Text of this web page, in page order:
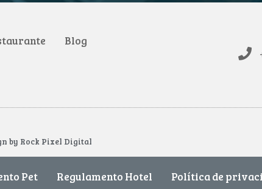
Blog
by Rock Pixel Digital
Pet Regulamento Hotel Política de